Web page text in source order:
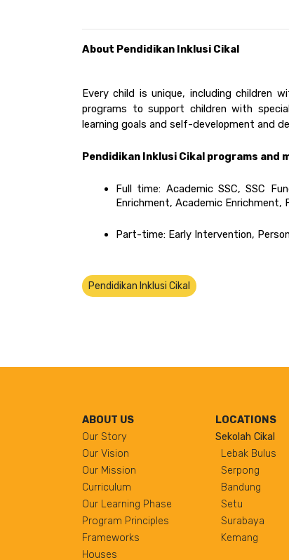
About Pendidikan Inklusi Cikal
Every child is unique, including children
programs to support children with
learning goals and self-development and
Pendidikan Inklusi Cikal programs and
Full time: Academic SSC, SSC
Enrichment, Academic Enrichment,
Part-time: Early Intervention,
Pendidikan Inklusi Cikal
ABOUT US
Our Story
Our Vision
Our Mission
Curriculum
Our Learning Phase
Program Principles
Frameworks
Houses
LOCATIONS
Sekolah Cikal
Lebak Bulus
Serpong
Bandung
Setu
Surabaya
Kemang